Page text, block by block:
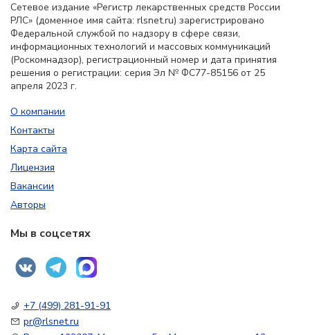
Сетевое издание «Регистр лекарственных средств России
РЛС» (доменное имя сайта: rlsnet.ru) зарегистрировано
Федеральной службой по надзору в сфере связи,
информационных технологий и массовых коммуникаций
(Роскомнадзор), регистрационный номер и дата принятия
решения о регистрации: серия Эл № ФС77-85156 от 25
апреля 2023 г.
О компании
Контакты
Карта сайта
Лицензия
Вакансии
Авторы
Мы в соцсетях
+7 (499) 281-91-91
pr@rlsnet.ru